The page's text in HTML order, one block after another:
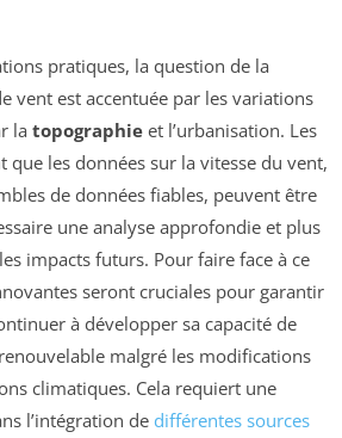
pratiques, la question de la
vent est accentuée par les variations
la topographie et l’urbanisation. Les
que les données sur la vitesse du vent,
de données fiables, peuvent être
une analyse approfondie et plus
impacts futurs. Pour faire face à ce
seront cruciales pour garantir
à développer sa capacité de
malgré les modifications
climatiques. Cela requiert une
l’intégration de différentes sources